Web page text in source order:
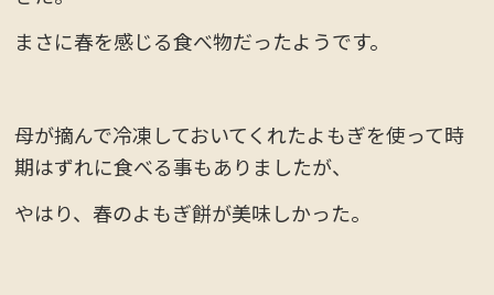
まさに春を感じる食べ物だったようです。
母が摘んで冷凍しておいてくれたよもぎを使って時
期はずれに食べる事もありましたが、
やはり、春のよもぎ餅が美味しかった。